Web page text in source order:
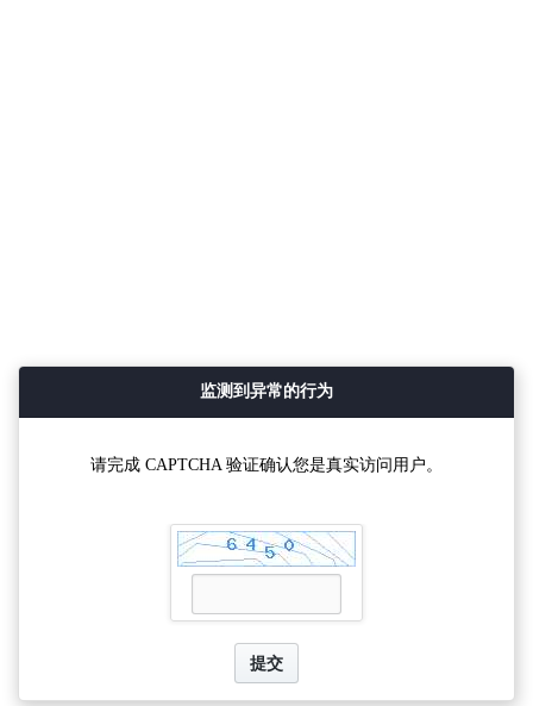
监测到异常的行为
请完成 CAPTCHA 验证确认您是真实访问用户。